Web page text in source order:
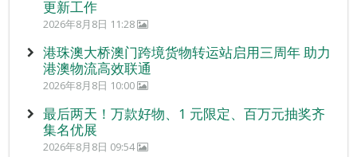
更新工作
2026年8月8日 11:28
港珠澳大桥澳门跨境货物转运站启用三周年 助力
港澳物流高效联通
2026年8月8日 10:00
最后两天！万款好物、1 元限定、百万元抽奖齐
集名优展
2026年8月8日 09:54